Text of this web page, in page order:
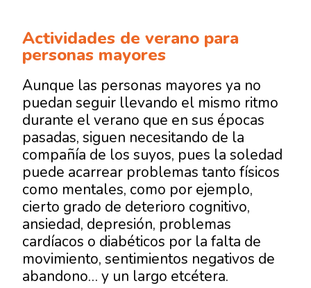
Actividades de verano para
personas mayores
Aunque las personas mayores ya no
puedan seguir llevando el mismo ritmo
durante el verano que en sus épocas
pasadas, siguen necesitando de la
compañía de los suyos, pues la soledad
puede acarrear problemas tanto físicos
como mentales, como por ejemplo,
cierto grado de deterioro cognitivo,
ansiedad, depresión, problemas
cardíacos o diabéticos por la falta de
movimiento, sentimientos negativos de
abandono… y un largo etcétera.